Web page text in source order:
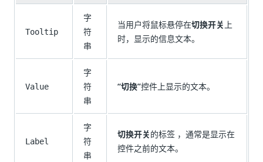
Tooltip
字
符
串
当用户将鼠标悬停在切换开关 上
时，显示的信息文本。
Value
字
符
串
“切换”控件上显示的文本。
Label
字
符
串
切换开关的标签 ，通常是显示在
控件之前的文本。